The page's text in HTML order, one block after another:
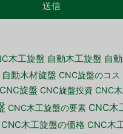
送信
木工旋盤 自動木工旋盤 自
自動木材旋盤 CNC旋盤のコス
旋盤 CNC旋盤投資 CNC
CNC木工旋盤の要素 CNC木
CNC木工旋盤の価格 CNC木